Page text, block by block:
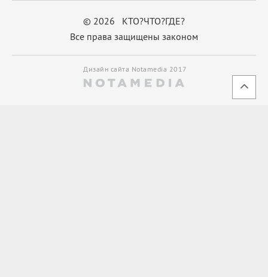
© 2026 КТО?ЧТО?ГДЕ?
Все права защищены законом
Дизайн сайта Notamedia 2017